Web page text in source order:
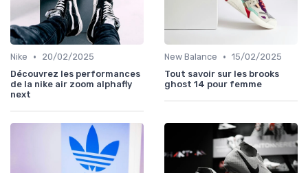
Nike •
20/02/2025
Découvrez les performances
de la nike air zoom alphafly
next
New Balance • 15/02/2025
Tout savoir sur les brooks
ghost 14 pour femme